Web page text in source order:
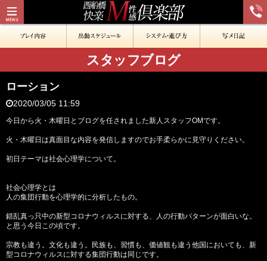
スタッフブログ
ローション
2020/03/05 11:59
今日から火・木曜日とブログを任されました新人スタッフOMです。
火・木曜日は真面目な内容を発信しますのでお手柔らかに見守りください。
初日テーマは社会心理学について。
社会心理学とは
人の集団行動を心理学的に分析したもの。
錯乱真っ只中の新型コロナウィルスに対する、人の行動パターンが面白いな。
と思う今日この頃です。
宗教も違う。文化も違う。民族も、習慣も、価値観も違う他国においても、新
型コロナウィルスに対する集団行動は同じです。